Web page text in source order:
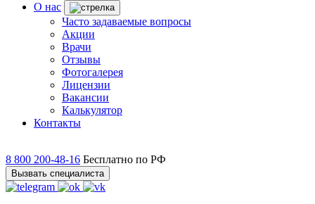
О нас
Часто задаваемые вопросы
Акции
Врачи
Отзывы
Фотогалерея
Лицензии
Вакансии
Калькулятор
Контакты
8 800 200-48-16 Бесплатно по РФ
Вызвать специалиста